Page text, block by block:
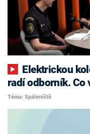
radí odborník. Co
Téma: Spáleniště